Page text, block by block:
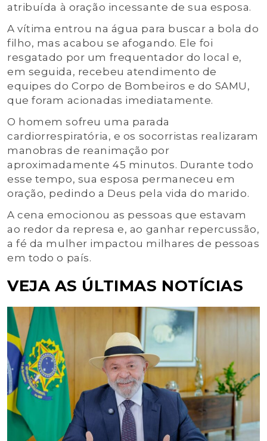
atribuída à oração incessante de sua esposa.
A vítima entrou na água para buscar a bola do
filho, mas acabou se afogando. Ele foi
resgatado por um frequentador do local e,
em seguida, recebeu atendimento de
equipes do Corpo de Bombeiros e do SAMU,
que foram acionadas imediatamente.
O homem sofreu uma parada
cardiorrespiratória, e os socorristas realizaram
manobras de reanimação por
aproximadamente 45 minutos. Durante todo
esse tempo, sua esposa permaneceu em
oração, pedindo a Deus pela vida do marido.
A cena emocionou as pessoas que estavam
ao redor da represa e, ao ganhar repercussão,
a fé da mulher impactou milhares de pessoas
em todo o país.
VEJA AS ÚLTIMAS NOTÍCIAS